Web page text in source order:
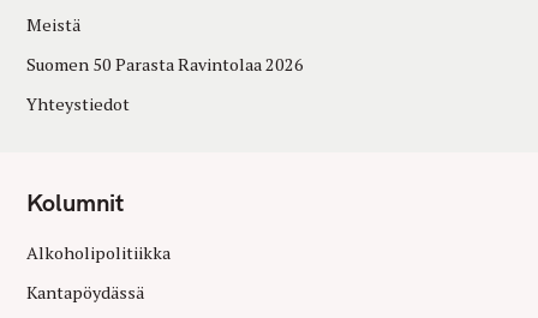
Meistä
Suomen 50 Parasta Ravintolaa 2026
Yhteystiedot
Kolumnit
Alkoholipolitiikka
Kantapöydässä